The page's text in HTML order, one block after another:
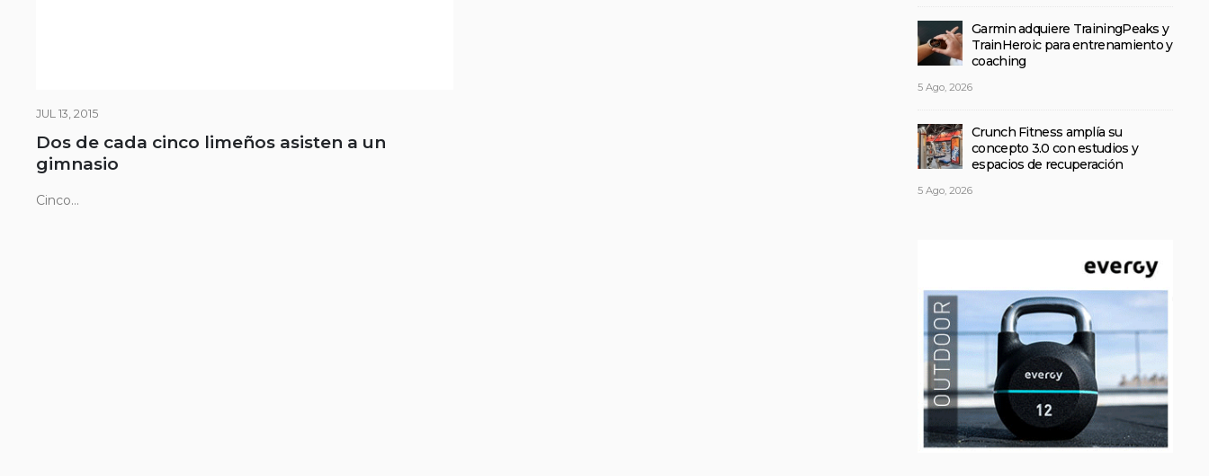
JUL 13, 2015
Dos de cada cinco limeños asisten a un
gimnasio
Cinco...
Garmin adquiere TrainingPeaks y
TrainHeroic para entrenamiento y
coaching
5 Ago, 2026
Crunch Fitness amplía su
concepto 3.0 con estudios y
espacios de recuperación
5 Ago, 2026